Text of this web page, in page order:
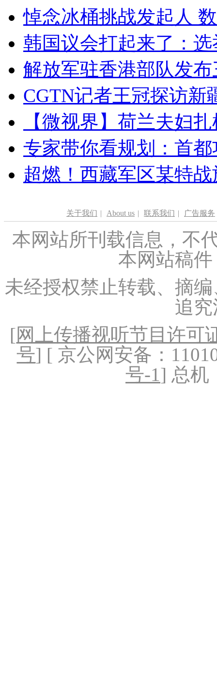
悼念冰桶挑战发起人
韩国议会打起来了：
解放军驻香港部队发
CGTN记者王冠探访新
【微视界】荷兰夫妇
专家带你看规划：首
超燃！西藏军区某特
关于我们 | About us | 联系我们 | 广告服务
本网站所刊载信息，不
本网站稿
未经授权禁止转载、摘
追
[网上传播视听节目许可
号] [ 京公网安备：
号-1] 总机